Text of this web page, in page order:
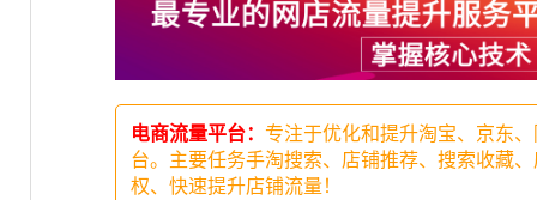
电商流量平台： 专注于优化和提升淘宝、京东
台。主要任务手淘搜索、店铺推荐、搜索收藏
权、快速提升店铺流量！